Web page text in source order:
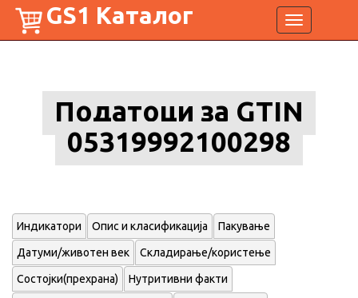
Toggle
navigation
GS1 Каталог
Податоци за GTIN
05319992100298
Индикатори Опис и класификација Пакување
Датуми/животен век Складирање/користење
Состојки(прехрана) Нутритивни факти